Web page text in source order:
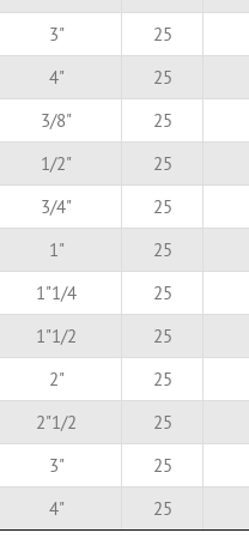
3" 25
4" 25
3/8" 25
1/2" 25
3/4" 25
1" 25
1"1/4 25
1"1/2 25
2" 25
2"1/2 25
3" 25
4" 25